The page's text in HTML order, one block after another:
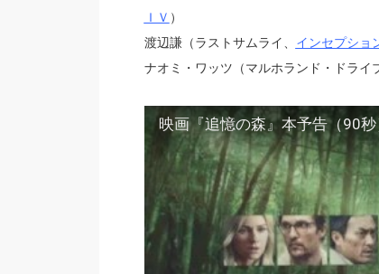
ＩＶ ）
渡辺謙（ラストサムライ、 インセプショ
ナオミ・ワッツ（マルホランド・ドライ
映画『追憶の森』本予告（90秒